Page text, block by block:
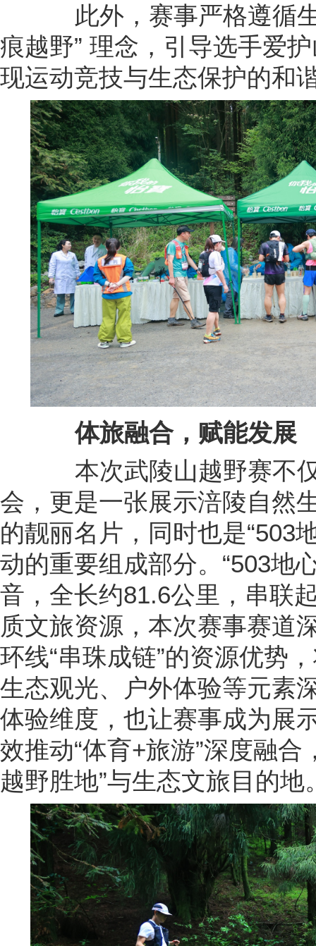
此外，赛事严格遵循生
痕越野” 理念，引导选手爱
现运动竞技与生态保护的和
体旅融合，赋能发展
本次武陵山越野赛不仅
会，更是一张展示涪陵自然
的靓丽名片，同时也是“503
动的重要组成部分。“503地
音，全长约81.6公里，串联
质文旅资源，本次赛事赛道
环线“串珠成链”的资源优势
生态观光、户外体验等元素
体验维度，也让赛事成为展
效推动“体育+旅游”深度融
越野胜地”与生态文旅目的地